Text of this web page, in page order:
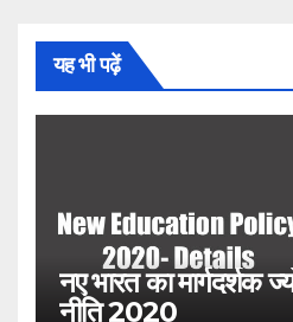
यह भी पढ़ें
नए भारत का मार्गदर्शक
नीति 2020